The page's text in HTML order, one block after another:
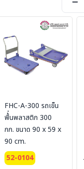
FHC-A-300 รถเข็น
พื้่นพลาสติก 300
กก. ขนาด 90 x 59 x
90 cm.
52-0104